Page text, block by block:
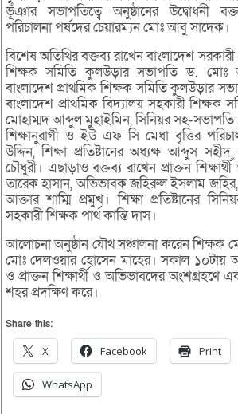
ভূঁঞার সভাপতিত্বে অনুষ্ঠানের উদ্বোধনী
পরিচালনা পর্ষদের চেয়ারম্যন মোঃ আবু সাদেক।
বিশেষ অতিথির বক্তব্য রাখেন বাংলাদেশ সরকারী
শিক্ষক সমিতি কুলউড়ার সভাপতি ড. মোঃ
বাংলাদেশ প্রাথমিক শিক্ষক সমিতি কুলউড়ার
বাংলাদেশ প্রাথমিক বিদ্যালয় সহকারী শিক্ষক
মোহাম্মদ আব্দুল মুহাইমিন, সিনিয়র সহ-সভাপতি
শিক্ষানুরাগী ও ইউ এফ সি মেধা বৃত্তির
উদ্দিন, শিক্ষা প্রতিষ্টানের অধ্যক্ষ আব্দুস
চৌধুরী। এছাড়াও বক্তব্য রাখেন প্রাক্তন
তারেক হাসান, অভিভাবক জহিরুল ইসলাম জহির,
আক্তার শাম্মি প্রমুখ। শিক্ষা প্রতিষ্টানের
সহকারী শিক্ষক পার্থ কান্তি দাস।
আলোচনা অনুষ্ঠান যৌথ সঞ্চালনা করেন শিক্ষক
মোঃ দেলওয়ার হোসেন মাহের। সকাল ১০টায়
ও প্রাক্তন শিক্ষার্থী ও অভিভাবদের অংশগ্রহণে
শহর প্রদক্ষিণ করে।
Share this:
X Facebook Print
WhatsApp